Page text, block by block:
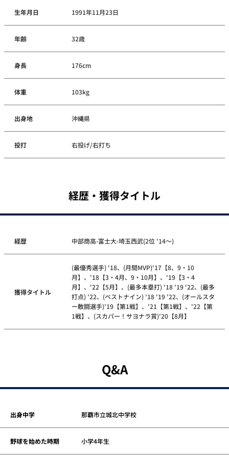
生年月日 1991年11月23日
年齢 32歳
身長 176cm
体重 103kg
出身地 沖縄県
投打 右投げ/右打ち
経歴・獲得タイトル
経歴 中部商高-富士大-埼玉西武(2位 '14～)
獲得タイトル
(最優秀選手) '18、(月間MVP)'17【8、9・10
月】、'18【3・4月、9・10月】、'19【3・4
月】、'22【5月】、(最多本塁打) '18 '19 '22、(最多
打点) '22、(ベストナイン) '18 '19 '22、(オールスタ
ー敢闘選手)'19【第1戦】、'21【第1戦】、'22【第
1戦】、(スカパー！サヨナラ賞)'20【8月】
Q&A
出身中学 那覇市立城北中学校
野球を始めた時期 小学4年生